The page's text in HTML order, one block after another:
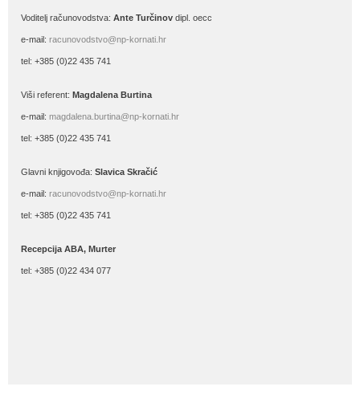
Voditelj računovodstva: Ante Turčinov dipl. oecc
e-mail: racunovodstvo@np-kornati.hr
tel: +385 (0)22 435 741
Viši referent: Magdalena Burtina
e-mail: magdalena.burtina@np-kornati.hr
tel: +385 (0)22 435 741
Glavni knjigovođa: Slavica Skračić
e-mail: racunovodstvo@np-kornati.hr
tel: +385 (0)22 435 741
Recepcija ABA, Murter
tel: +385 (0)22 434 077